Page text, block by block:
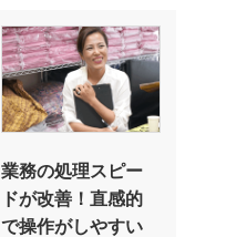
業務の処理スピー
ドが改善！直感的
で操作がしやすい